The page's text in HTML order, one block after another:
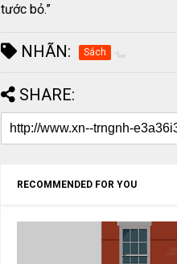
tước bỏ.”
NHÃN: Sách
SHARE:
RECOMMENDED FOR YOU